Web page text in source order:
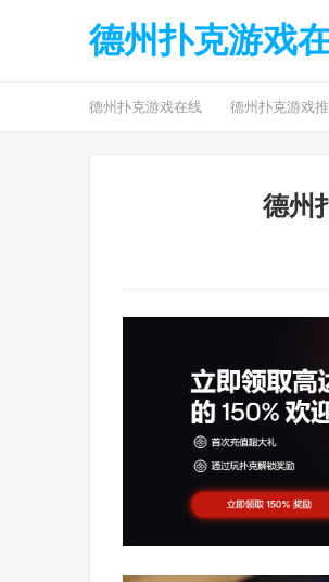
德州扑克游戏
德州扑克游戏在线 德州扑克游戏
德州